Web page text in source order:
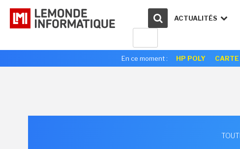
ACTUALITÉS
En ce moment : HP POLY